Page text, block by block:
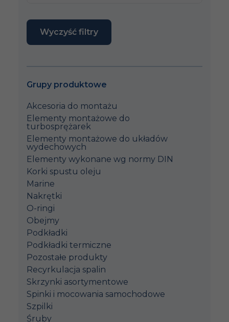
Wyczyść filtry
Grupy produktowe
Akcesoria do montażu
Elementy montażowe do
turbosprężarek
Elementy montażowe do układów
wydechowych
Elementy wykonane wg normy DIN
Korki spustu oleju
Marine
Nakrętki
O-ringi
Obejmy
Podkładki
Podkładki termiczne
Pozostałe produkty
Recyrkulacja spalin
Skrzynki asortymentowe
Spinki i mocowania samochodowe
Szpilki
Śruby